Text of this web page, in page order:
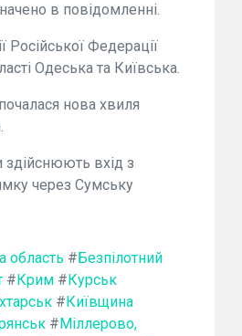
в повідомленні.
Російської Федерації
Одеська та Київська.
нова хвиля
вхід з
через Сумську
область # Безпілотний
# Крим # Курськ
# Київщина
# Міллерово,